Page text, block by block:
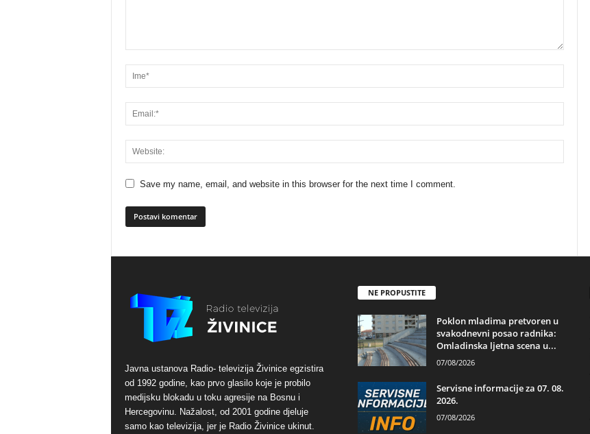
Save my name, email, and website in this browser for the next time I comment.
Javna ustanova Radio- televizija Živinice egzistira
od 1992 godine, kao prvo glasilo koje je probilo
medijsku blokadu u toku agresije na Bosnu i
Hercegovinu. Nažalost, od 2001 godine djeluje
samo kao televizija, jer je Radio Živinice ukinut.
NE PROPUSTITE
Poklon mladima pretvoren u
svakodnevni posao radnika:
Omladinska ljetna scena u...
07/08/2026
Servisne informacije za 07. 08.
2026.
07/08/2026